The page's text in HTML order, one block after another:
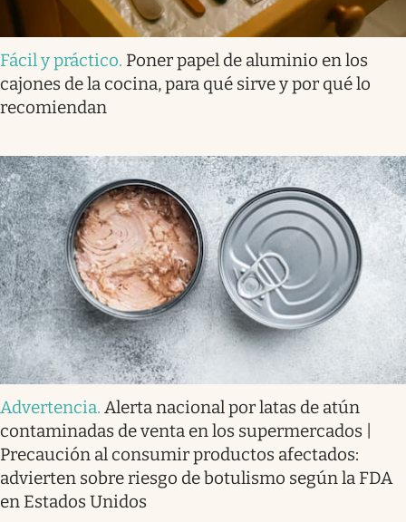
Fácil y práctico. Poner papel de aluminio en los
cajones de la cocina, para qué sirve y por qué lo
recomiendan
Advertencia. Alerta nacional por latas de atún
contaminadas de venta en los supermercados |
Precaución al consumir productos afectados:
advierten sobre riesgo de botulismo según la FDA
en Estados Unidos